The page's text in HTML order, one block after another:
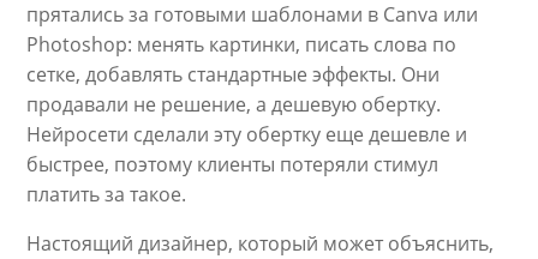
прятались за готовыми шаблонами в Canva или
Photoshop: менять картинки, писать слова по
сетке, добавлять стандартные эффекты. Они
продавали не решение, а дешевую обертку.
Нейросети сделали эту обертку еще дешевле и
быстрее, поэтому клиенты потеряли стимул
платить за такое.
Настоящий дизайнер, который может объяснить,